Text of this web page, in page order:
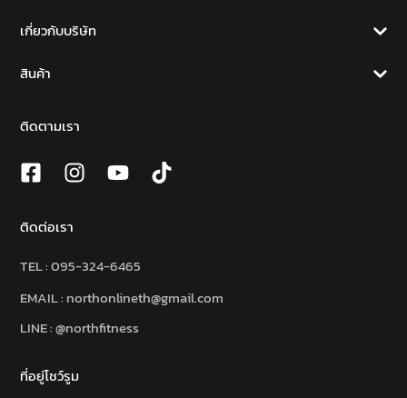
เกี่ยวกับบริษัท
สินค้า
ติดตามเรา
ติดต่อเรา
TEL :095-324-6465
EMAIL : northonlineth@gmail.com
LINE : @northfitness
ที่อยู่โชว์รูม